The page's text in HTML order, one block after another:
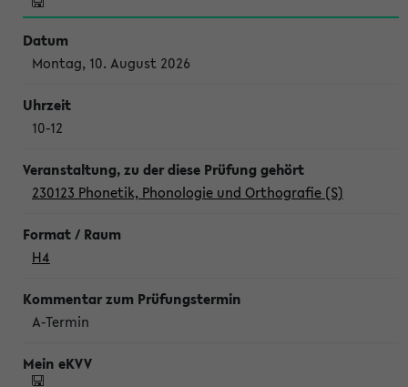
Montag, 10. August 2026
10-12
230123 Phonetik, Phonologie und Orthografie (S)
H4
A-Termin